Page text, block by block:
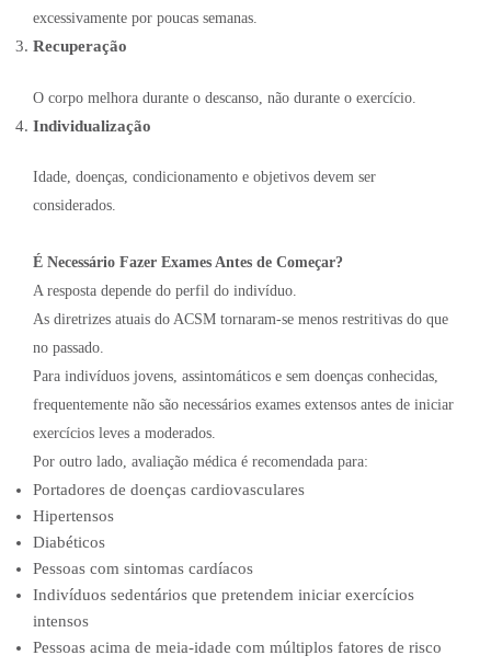
excessivamente por poucas semanas.
Recuperação
O corpo melhora durante o descanso, não durante o exercício.
Individualização
Idade, doenças, condicionamento e objetivos devem ser
considerados.
É Necessário Fazer Exames Antes de Começar?
A resposta depende do perfil do indivíduo.
As diretrizes atuais do ACSM tornaram-se menos restritivas do que
no passado.
Para indivíduos jovens, assintomáticos e sem doenças conhecidas,
frequentemente não são necessários exames extensos antes de iniciar
exercícios leves a moderados.
Por outro lado, avaliação médica é recomendada para:
Portadores de doenças cardiovasculares
Hipertensos
Diabéticos
Pessoas com sintomas cardíacos
Indivíduos sedentários que pretendem iniciar exercícios
intensos
Pessoas acima de meia-idade com múltiplos fatores de risco